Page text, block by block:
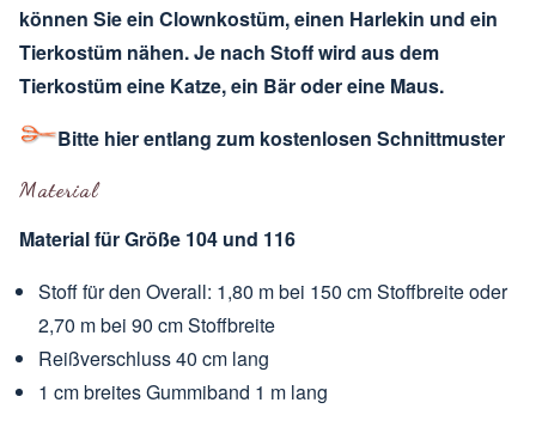
können Sie ein Clownkostüm, einen Harlekin und ein
Tierkostüm nähen. Je nach Stoff wird aus dem
Tierkostüm eine Katze, ein Bär oder eine Maus.
Bitte hier entlang zum kostenlosen Schnittmuster
Material
Material für Größe 104 und 116
Stoff für den Overall: 1,80 m bei 150 cm Stoffbreite oder
2,70 m bei 90 cm Stoffbreite
Reißverschluss 40 cm lang
1 cm breites Gummiband 1 m lang